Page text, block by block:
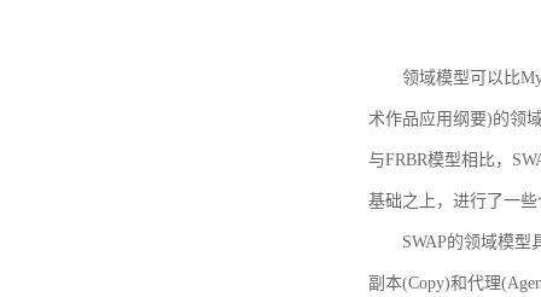
领域模型可以比
术作品应用纲要)的领
与FRBR模型相比，
基础之上，进行了一
SWAP的领域模型
副本(Copy)和代理